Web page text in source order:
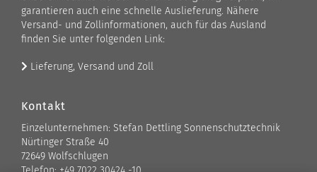
garantieren auch eine schnelle Auslieferung. Nähere
Versand- und Zollinformationen, auch für das Ausland
finden Sie unter folgenden Link:
Lieferung, Versand und Zoll
Kontakt
Einzelunternehmen: Stefan Dettling Sonnenschutztechnik
Nürtinger Straße 40
72649 Wolfschlugen